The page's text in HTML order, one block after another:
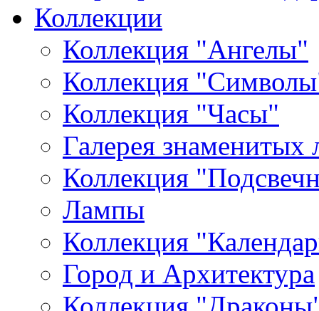
Коллекции
Коллекция "Ангелы"
Коллекция
Коллекция "Часы"
Галерея знаменитых
Коллекция
Лампы
Коллекция
Город и Архитектура